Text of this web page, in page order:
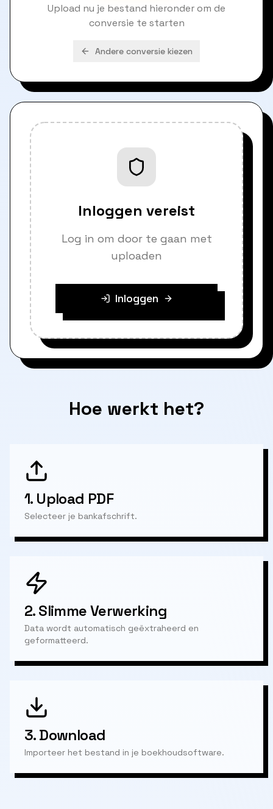
Upload nu je bestand hieronder om de
conversie te starten
Andere conversie kiezen
Inloggen vereist
Log in om door te gaan met
uploaden
Inloggen
Hoe werkt het?
1. Upload PDF
Selecteer je bankafschrift.
2.Slimme Verwerking
Data wordt automatisch geëxtraheerd en
geformatteerd.
3.Download
Importeer het bestand in je boekhoudsoftware.